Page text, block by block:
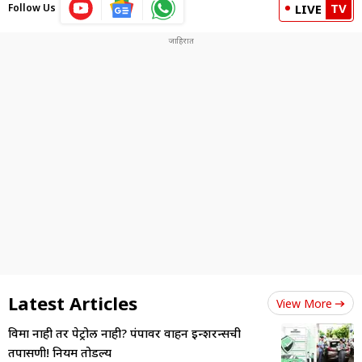
Follow Us LIVE TV
Latest Articles View More
विमा नाही तर पेट्रोल नाही? पंपावर वाहन इन्शुरन्सची
तपासणी! नियम तोडल्य